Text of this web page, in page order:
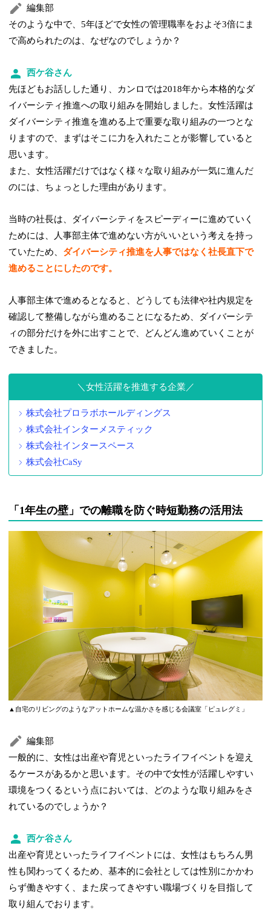
編集部
そのような中で、5年ほどで女性の管理職率をおよそ3倍にま
で高められたのは、なぜなのでしょうか？
西ケ谷さん
先ほどもお話しした通り、カンロでは2018年から本格的なダ
イバーシティ推進への取り組みを開始しました。女性活躍は
ダイバーシティ推進を進める上で重要な取り組みの一つとな
りますので、まずはそこに力を入れたことが影響していると
思います。
また、女性活躍だけではなく様々な取り組みが一気に進んだ
のには、ちょっとした理由があります。
当時の社長は、ダイバーシティをスピーディーに進めていく
ためには、人事部主体で進めない方がいいという考えを持っ
ていたため、 ダイバーシティ推進を人事ではなく社長直下で
進めることにしたのです。
人事部主体で進めるとなると、どうしても法律や社内規定を
確認して整備しながら進めることになるため、ダイバーシテ
ィの部分だけを外に出すことで、どんどん進めていくことが
できました。
女性活躍を推進する企業
株式会社プロラボホールディングス
株式会社インターメスティック
株式会社インタースペース
株式会社CaSy
「1年生の壁」での離職を防ぐ時短勤務の活用法
▲自宅のリビングのようなアットホームな温かさを感じる会議室「ピュレグミ」
編集部
一般的に、女性は出産や育児といったライフイベントを迎え
るケースがあるかと思います。その中で女性が活躍しやすい
環境をつくるという点においては、どのような取り組みをさ
れているのでしょうか？
西ケ谷さん
出産や育児といったライフイベントには、女性はもちろん男
性も関わってくるため、基本的に会社としては性別にかかわ
らず働きやすく、また戻ってきやすい職場づくりを目指して
取り組んでおります。